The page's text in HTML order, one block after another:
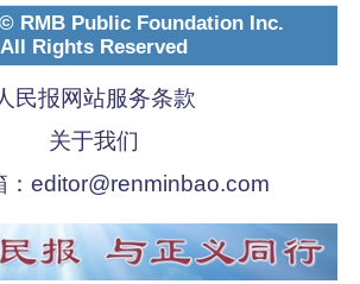
RMB Public Foundation Inc.
All Rights Reserved
民报网站服务条款
关于我们
editor@renminbao.com